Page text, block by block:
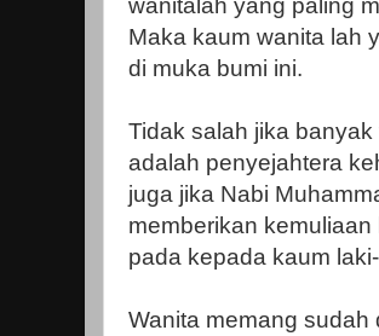
wanitalah yang paling
Maka kaum wanita lah
di muka bumi ini.
Tidak salah jika
adalah penyejahtera
juga jika Nabi
memberikan
pada kepada kaum
Wanita memang